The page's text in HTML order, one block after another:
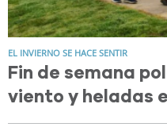
EL INVIERNO SE HACE SENTIR
Fin de semana
viento y heladas